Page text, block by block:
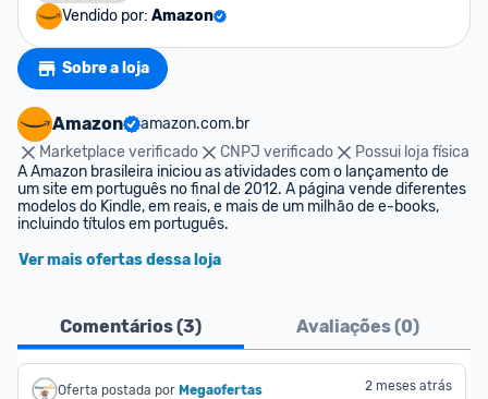
Vendido por: Amazon
Sobre a loja
Amazon
amazon.com.br
Marketplace verificado
CNPJ verificado
Possui loja física
A Amazon brasileira iniciou as atividades com o lançamento de
um site em português no final de 2012. A página vende diferentes
modelos do Kindle, em reais, e mais de um milhão de e-books,
incluindo títulos em português.
Ver mais ofertas dessa loja
Comentários (3) Avaliações (0)
Oferta postada por Megaofertas 2 meses atrás